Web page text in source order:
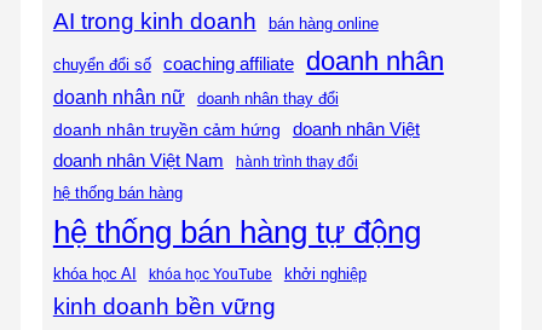
AI trong kinh doanh bán hàng online
chuyển đổi số coaching affiliate doanh nhân
doanh nhân nữ doanh nhân thay đổi
doanh nhân truyền cảm hứng
doanh nhân Việt
doanh nhân Việt Nam
hành trình thay đổi
hệ thống bán hàng
hệ thống bán hàng tự động
khóa học AI khóa học YouTube khởi nghiệp
kinh doanh bền vững